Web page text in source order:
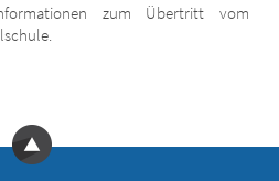
zum Übertritt vom